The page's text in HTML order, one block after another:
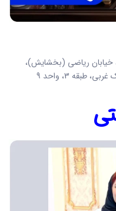
خیابان ریاضی (بخشایش)،